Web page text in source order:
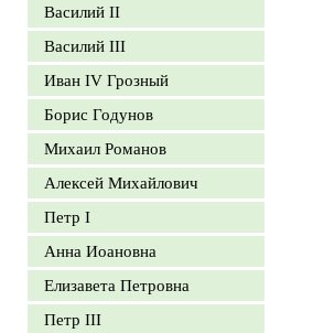
Василий II
Василий III
Иван IV Грозный
Борис Годунов
Михаил Романов
Алексей Михайлович
Петр I
Анна Иоановна
Елизавета Петровна
Петр III